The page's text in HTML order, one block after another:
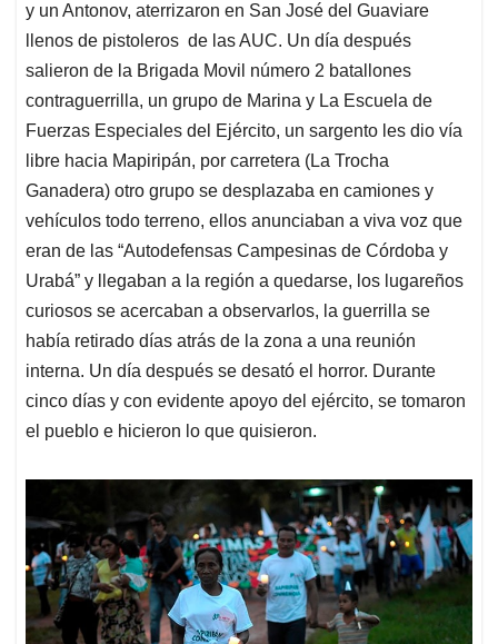
y un Antonov, aterrizaron en San José del Guaviare
llenos de pistoleros de las AUC. Un día después
salieron de la Brigada Movil número 2 batallones
contraguerrilla, un grupo de Marina y La Escuela de
Fuerzas Especiales del Ejército, un sargento les dio vía
libre hacia Mapiripán, por carretera (La Trocha
Ganadera) otro grupo se desplazaba en camiones y
vehículos todo terreno, ellos anunciaban a viva voz que
eran de las “Autodefensas Campesinas de Córdoba y
Urabá” y llegaban a la región a quedarse, los lugareños
curiosos se acercaban a observarlos, la guerrilla se
había retirado días atrás de la zona a una reunión
interna. Un día después se desató el horror. Durante
cinco días y con evidente apoyo del ejército, se tomaron
el pueblo e hicieron lo que quisieron.